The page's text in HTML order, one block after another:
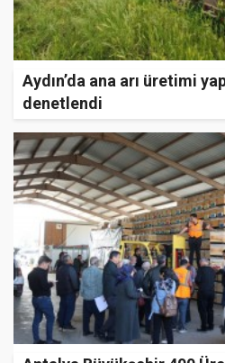
Aydın’da ana arı üretimi
denetlendi